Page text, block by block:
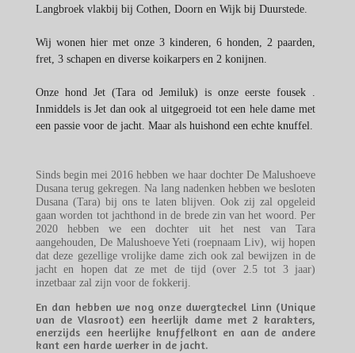
Langbroek vlakbij bij Cothen, Doorn en Wijk bij Duurstede.
Wij wonen hier met onze 3 kinderen, 6 honden, 2 paarden,
fret, 3 schapen en diverse koikarpers en 2 konijnen.
Onze hond Jet (Tara od Jemiluk) is onze eerste fousek .
Inmiddels is Jet dan ook al uitgegroeid tot een hele dame met
een passie voor de jacht. Maar als huishond een echte knuffel.
Sinds begin mei 2016 hebben we haar dochter De Malushoeve
Dusana terug gekregen. Na lang nadenken hebben we besloten
Dusana (Tara) bij ons te laten blijven. Ook zij zal opgeleid
gaan worden tot jachthond in de brede zin van het woord. Per
2020 hebben we een dochter uit het nest van Tara
aangehouden, De Malushoeve Yeti (roepnaam Liv), wij hopen
dat deze gezellige vrolijke dame zich ook zal bewijzen in de
jacht en hopen dat ze met de tijd (over 2.5 tot 3 jaar)
inzetbaar zal zijn voor de fokkerij.
En dan hebben we nog onze dwergteckel Linn (Unique
van de Vlasroot) een heerlijk dame met 2 karakters,
enerzijds een heerlijke knuffelkont en aan de andere
kant een harde werker in de jacht.